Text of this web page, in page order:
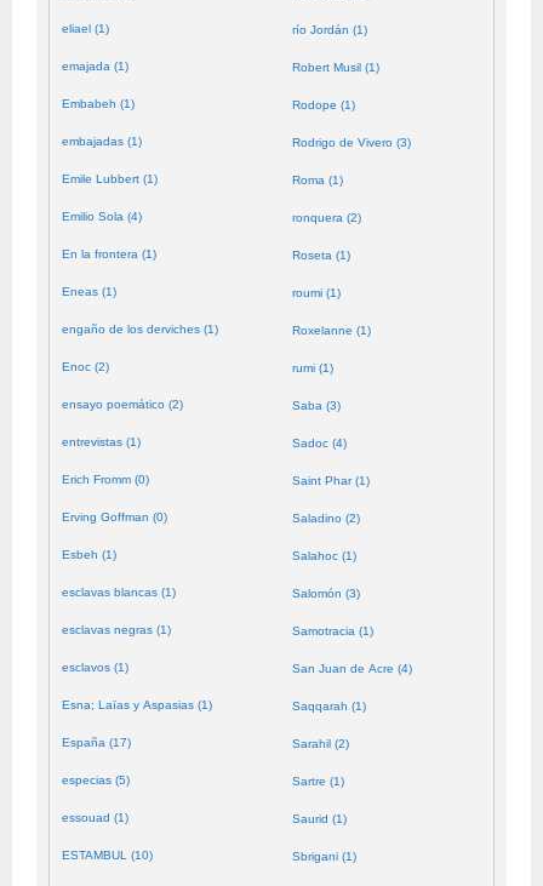
eliael (1)
emajada (1)
Embabeh (1)
embajadas (1)
Emile Lubbert (1)
Emilio Sola (4)
En la frontera (1)
Eneas (1)
engaño de los derviches (1)
Enoc (2)
ensayo poemático (2)
entrevistas (1)
Erich Fromm (0)
Erving Goffman (0)
Esbeh (1)
esclavas blancas (1)
esclavas negras (1)
esclavos (1)
Esna; Laïas y Aspasias (1)
España (17)
especias (5)
essouad (1)
ESTAMBUL (10)
río Jordán (1)
Robert Musil (1)
Rodope (1)
Rodrigo de Vivero (3)
Roma (1)
ronquera (2)
Roseta (1)
roumi (1)
Roxelanne (1)
rumi (1)
Saba (3)
Sadoc (4)
Saint Phar (1)
Saladino (2)
Salahoc (1)
Salomón (3)
Samotracia (1)
San Juan de Acre (4)
Saqqarah (1)
Sarahil (2)
Sartre (1)
Saurid (1)
Sbrigani (1)